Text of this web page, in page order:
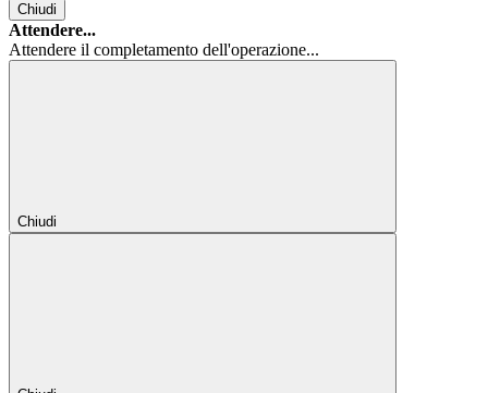
Chiudi
Attendere...
Attendere il completamento dell'operazione...
Chiudi